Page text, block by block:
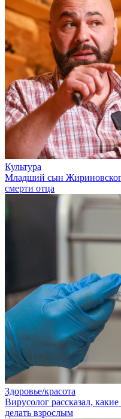
Культура
Младший сын
смерти отца
Здоровье/красота
Вирусолог рассказал,
делать взрослым